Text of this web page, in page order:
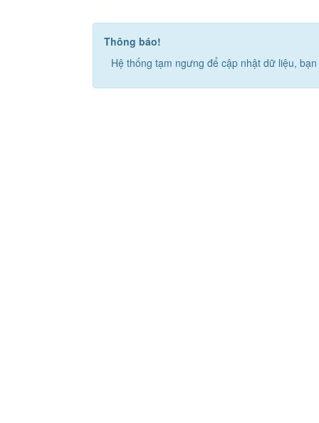
Thông báo!
Hệ thống tạm ngưng để cập nhật dữ liệu,